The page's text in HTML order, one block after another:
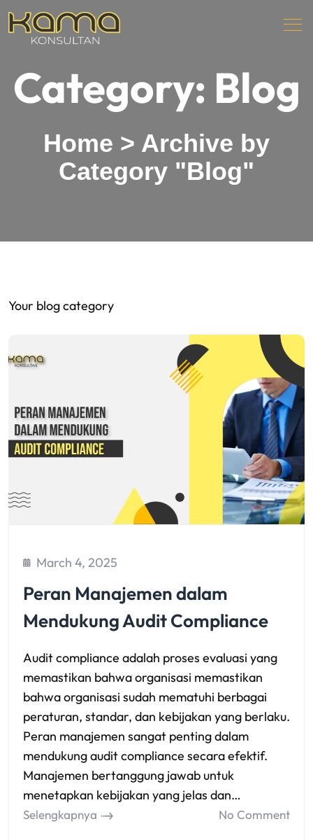
Category: Blog
Home > Archive by
Category "Blog"
Your blog category
March 4, 2025
Peran Manajemen dalam
Mendukung Audit Compliance
Audit compliance adalah proses evaluasi yang
memastikan bahwa organisasi memastikan
bahwa organisasi sudah mematuhi berbagai
peraturan, standar, dan kebijakan yang berlaku.
Peran manajemen sangat penting dalam
mendukung audit compliance secara efektif.
Manajemen bertanggung jawab untuk
menetapkan kebijakan yang jelas dan…
Selengkapnya No Comment